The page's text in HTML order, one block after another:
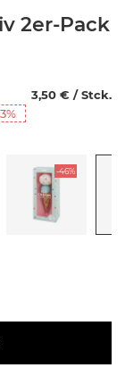
2er-Pack
3,50 € / Stck.
%
-46%